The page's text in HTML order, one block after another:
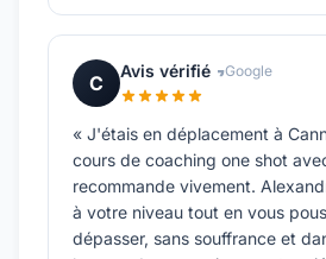
C
Avis vérifié Google
« J'étais en déplacement à
cours de coaching one shot
recommande vivement.
à votre niveau tout en vous
dépasser, sans souffrance et